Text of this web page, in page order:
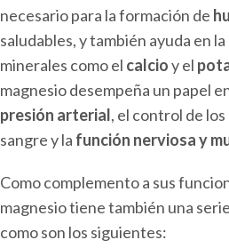
necesario para la formación de
saludables, y también ayuda en
minerales como el calcioy el
magnesio desempeña un papel
presión arterial, el control de los
sangre y la función nerviosa y
Como complemento a sus
magnesio tiene también una
como son los siguientes: